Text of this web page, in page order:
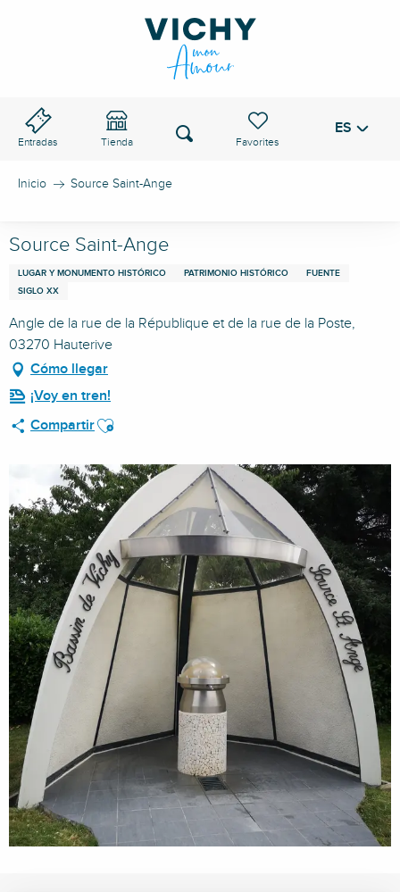
Entradas Tienda
Voir les favoris
Buscar ES
Inicio Source Saint-Ange
Source Saint-Ange
LUGAR Y MONUMENTO HISTÓRICO PATRIMONIO HISTÓRICO
FUENTE
SIGLO XX
Angle de la rue de la République et de la rue de la Poste,
03270 Hauterive
Cómo llegar
¡Voy en tren!
CompartirAjouter aux favoris